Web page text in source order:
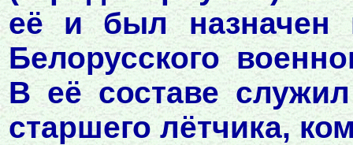
её и был
Белорусского
В её составе
старшего лётчика,